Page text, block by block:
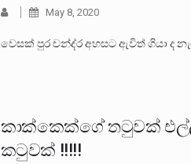
May 8, 2020
වෙසක් පුර චන්ද්ර අහසට ඇවිත් ගියා ද
කාක්කෙක්ගේ තටුවක්
කටුවක් !!!!!